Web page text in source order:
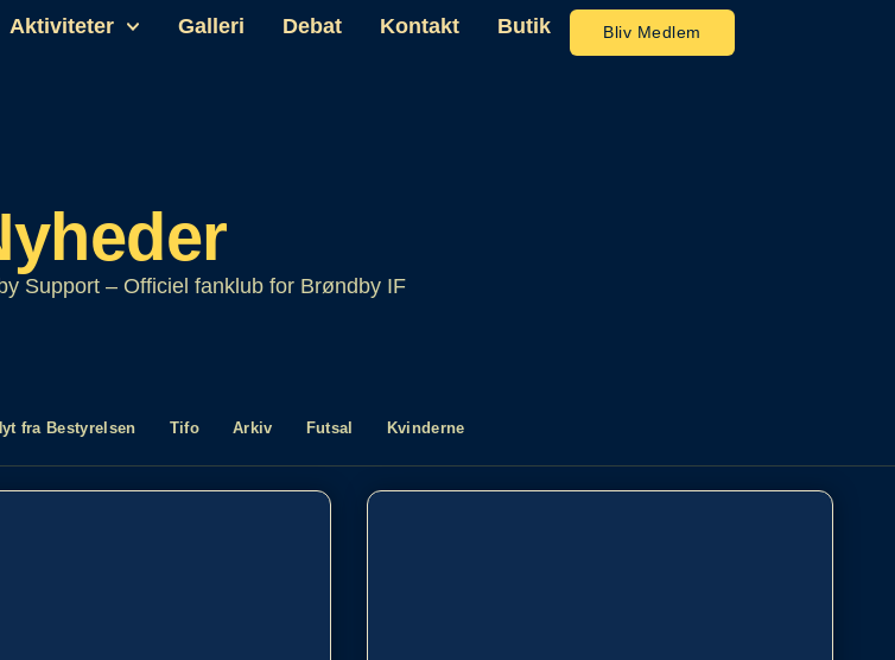
Aktiviteter Galleri Debat Kontakt Butik Bliv Medlem
Support – Officiel fanklub for Brøndby IF
fra Bestyrelsen Tifo Arkiv Futsal Kvinderne